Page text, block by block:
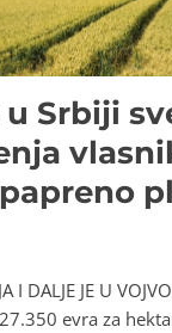
Srbiji
I DALJE JE U
evra za